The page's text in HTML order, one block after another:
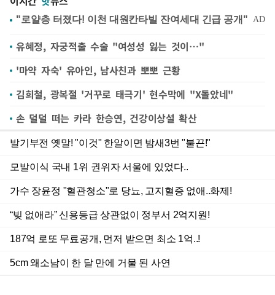
유혜정, 자궁적출 수술 "여성성 잃는 것이…"
'마약 자숙' 유아인, 남사친과 뽀뽀 근황
김희철, 광복절 '거꾸로 태극기' 현수막에 "X돌았네"
손 덜덜 떠는 카라 한승연, 건강이상설 확산